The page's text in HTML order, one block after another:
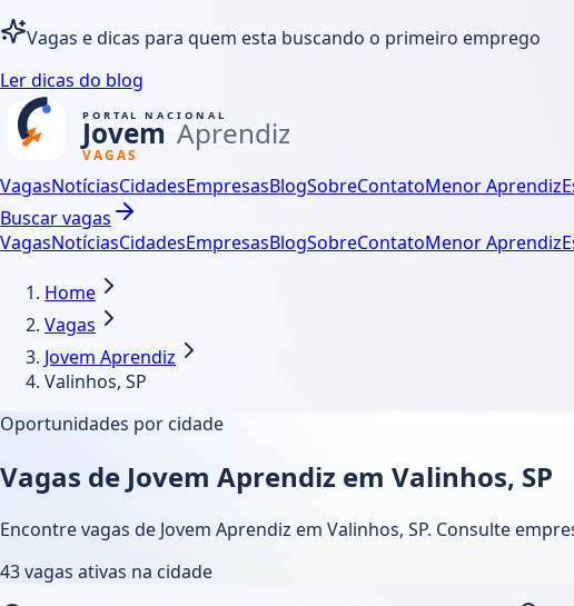
Vagas e dicas para quem esta buscando o primeiro emprego
Ler dicas do blog
VagasNotíciasCidadesEmpresasBlogSobreContatoMenor Aprendiz
Buscar vagas
VagasNotíciasCidadesEmpresasBlogSobreContatoMenor Aprendiz
Home
Vagas
Jovem Aprendiz
Valinhos, SP
Oportunidades por cidade
Vagas de Jovem Aprendiz em Valinhos, SP
Encontre vagas de Jovem Aprendiz em Valinhos, SP. Consulte
43vagas ativas na cidade